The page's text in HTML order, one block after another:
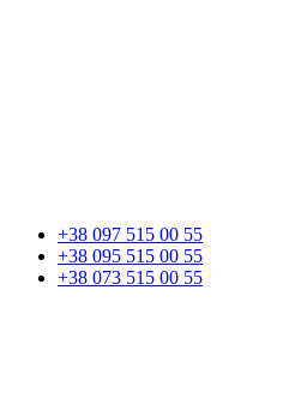
+38 097 515 00 55
+38 095 515 00 55
+38 073 515 00 55